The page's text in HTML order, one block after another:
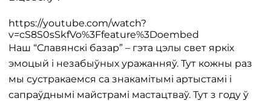
https://youtube.com/watch?
v=cS8S0sSkfVo%3Ffeature%3Doembed
Наш “Славянскі базар” – гэта цэлы свет яркіх
эмоцый і незабыўных уражанняў. Тут кожны раз
мы сустракаемся са знакамітымі артыстамі і
сапраўднымі майстрамі мастацтваў. Тут з году ў